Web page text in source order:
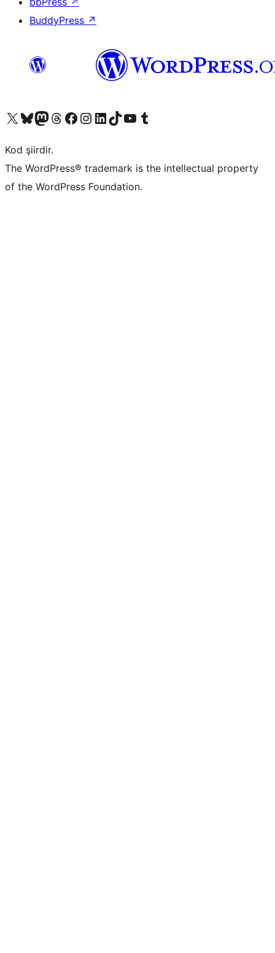
BuddyPress ↗
X (eski Twitter) hesabımıza bakın
Bluesky hesabımızı ziyaret edinMastodon hesabımızı ziyaret edinThreads hesabımızı ziyaret edinFacebook sayfamızı ziyaret edinInstagram hesabımızı ziyaret edinLinkedIn hesabımızı ziyaret edinTikTok hesabımızı ziyaret edinYouTube kanalımızı ziyaret edinTumblr hesabımızı ziyaret edin
Kod şiirdir.
The WordPress® trademark is the intellectual property
of the WordPress Foundation.